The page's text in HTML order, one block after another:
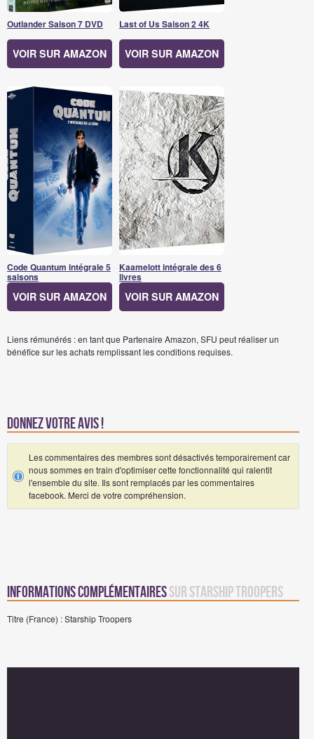
Outlander Saison 7 DVD
VOIR SUR AMAZON
Last of Us Saison 2 4K
VOIR SUR AMAZON
Code Quantum intégrale 5
saisons
VOIR SUR AMAZON
Kaamelott intégrale des 6
livres
VOIR SUR AMAZON
Liens rémunérés : en tant que Partenaire Amazon, SFU peut réaliser un
bénéfice sur les achats remplissant les conditions requises.
Donnez votre avis !
Les commentaires des membres sont désactivés temporairement car
nous sommes en train d'optimiser cette fonctionnalité qui ralentit
l'ensemble du site. Ils sont remplacés par les commentaires
facebook. Merci de votre compréhension.
Informations complémentairessur Starship Troopers
Titre (France) : Starship Troopers